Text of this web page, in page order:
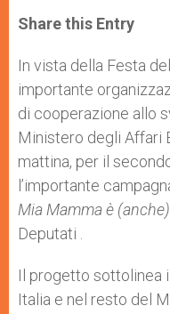
t
s
p
p
s
e
g
e
r
e
b
o
k
r
Share this Entry
In vista della Festa
importante
di cooperazione allo
Ministero degli Affari
mattina, per il
l’importante
Mia Mamma è
Deputati .
Il progetto sottolinea
Italia e nel resto del